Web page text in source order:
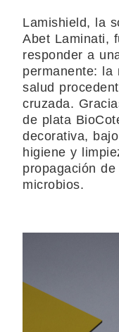
Lamishield, la
Abet Laminati,
responder a
permanente: la
salud
cruzada.
de plata
decorativa,
higiene y
propagación
microbios.